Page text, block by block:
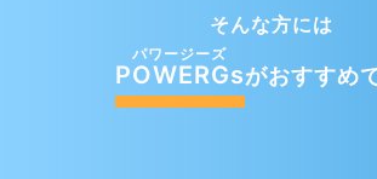
そんな方には
POWERGs​がおすすめ